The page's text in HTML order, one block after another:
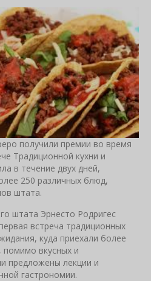
получили премии во время
Традиционной кухни и
в течение двух дней,
250 различных блюд,
штата.
штата Эрнесто Родригес
встреча традиционных
куда приехали более
помимо вкусных и
предложены лекции и
гастрономии.